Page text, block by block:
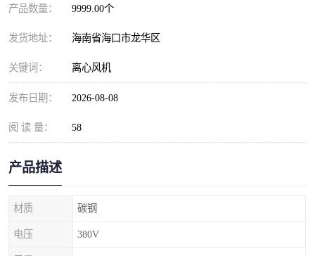
产品数量： 9999.00个
发货地址： 海南省海口市龙华区
关键词： 离心风机
发布日期： 2026-08-08
阅 读 量： 58
产品描述
材质 碳钢
电压 380V